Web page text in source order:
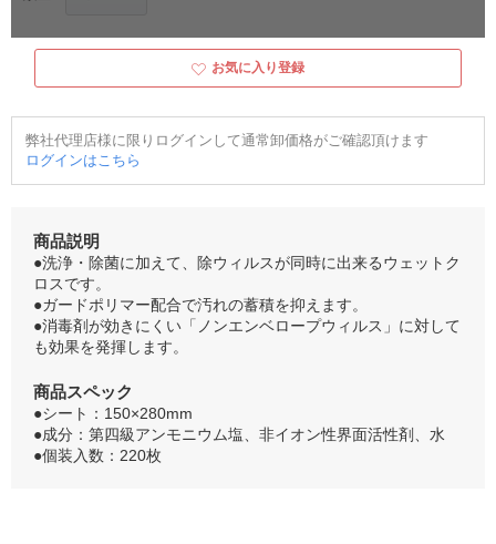
お気に入り登録
弊社代理店様に限りログインして通常卸価格がご確認頂けます
ログインはこちら
商品説明
●洗浄・除菌に加えて、除ウィルスが同時に出来るウェットク
ロスです。
●ガードポリマー配合で汚れの蓄積を抑えます。
●消毒剤が効きにくい「ノンエンベロープウィルス」に対して
も効果を発揮します。
商品スペック
●シート：150×280mm
●成分：第四級アンモニウム塩、非イオン性界面活性剤、水
●個装入数：220枚